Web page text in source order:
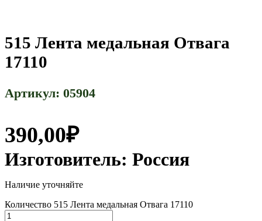
515 Лента медальная Отвага
17110
Артикул: 05904
390,00₽
Изготовитель: Россия
Наличие уточняйте
Количество 515 Лента медальная Отвага 17110